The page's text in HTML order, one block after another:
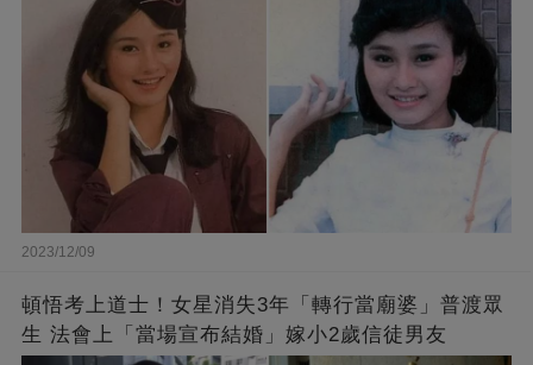
2023/12/09
頓悟考上道士！女星消失3年「轉行當廟婆」普渡眾
生 法會上「當場宣布結婚」嫁小2歲信徒男友